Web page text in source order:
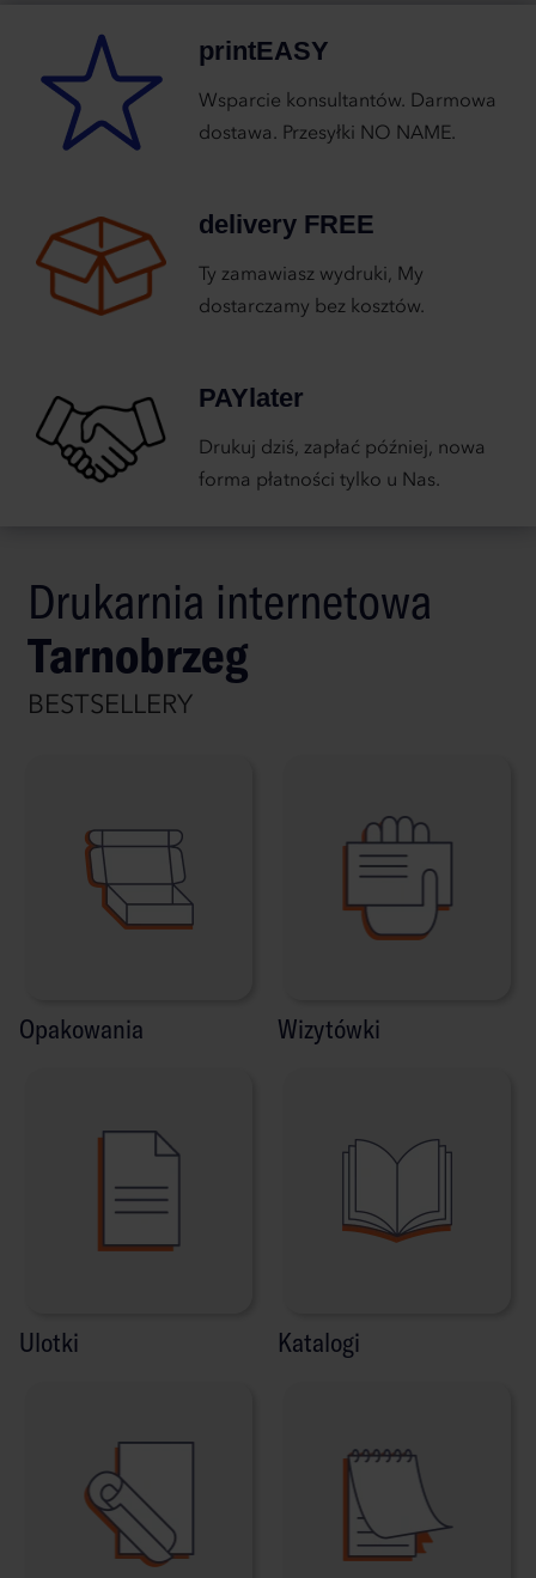
printEASY
Wsparcie konsultantów. Darmowa
dostawa. Przesyłki NO NAME.
delivery FREE
Ty zamawiasz wydruki, My
dostarczamy bez kosztów.
PAYlater
Drukuj dziś, zapłać później, nowa
forma płatności tylko u Nas.
Drukarnia internetowa
Tarnobrzeg
BESTSELLERY
Opakowania Wizytówki
Ulotki Katalogi